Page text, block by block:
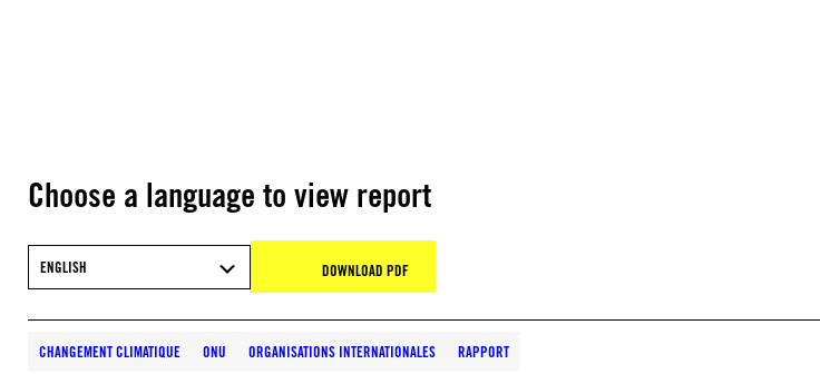
Choose a language to view report
ENGLISH DOWNLOAD PDF
CHANGEMENT CLIMATIQUE ONU ORGANISATIONS INTERNATIONALES RAPPORT